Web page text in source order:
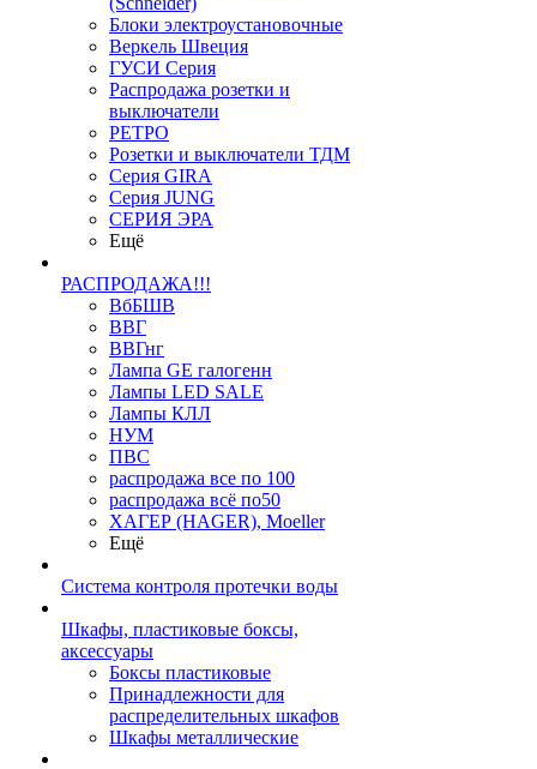
Блоки электроустановочные
Веркель Швеция
ГУСИ Серия
Распродажа розетки и
выключатели
РЕТРО
Розетки и выключатели ТДМ
Серия GIRA
Серия JUNG
СЕРИЯ ЭРА
Ещё
РАСПРОДАЖА!!!
ВбБШВ
ВВГ
ВВГнг
Лампа GE галогенн
Лампы LED SALE
Лампы КЛЛ
НУМ
ПВС
распродажа все по 100
распродажа всё по50
ХАГЕР (HAGER), Moeller
Ещё
Система контроля протечки воды
Шкафы, пластиковые боксы,
аксессуары
Боксы пластиковые
Принадлежности для
распределительных шкафов
Шкафы металлические